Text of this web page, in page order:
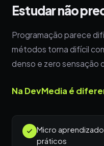
Estudar não
Programação parece
métodos torna difícil
denso e zero sensação
Na DevMedia é
Micro
práticos